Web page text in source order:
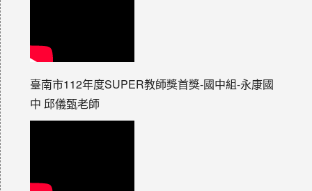
臺南市112年度SUPER教師獎首獎-國中組-永康國
中 邱儀甄老師